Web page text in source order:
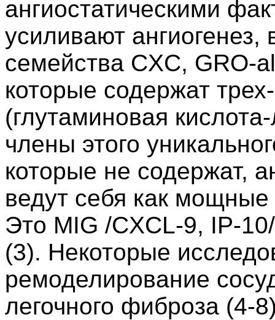
ангиостатическими
усиливают
семейства CXC, GRO-
которые содержат
(глутаминовая
члены этого
которые не содержат,
ведут себя как мощные
Это MIG /CXCL-9, IP-
(3). Некоторые
ремоделирование
легочного фиброза (4-